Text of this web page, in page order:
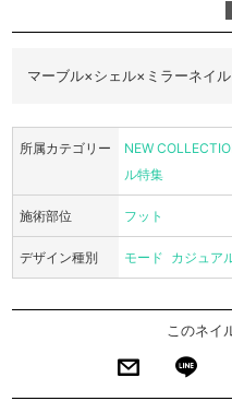
マーブル×シェル×ミラーネイル
所属カテゴリー NEW
ル特集
施術部位 フット
デザイン種別 モード カジュア
このネイ